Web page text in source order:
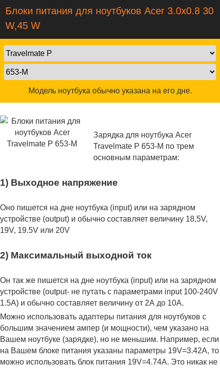
Блоки питания для ноутбуков Acer 3.0x0.8 30
W,45 W
Модель ноутбука обычно указана на его дне.
Зарядка для ноутбука Acer
Travelmate P 653-M по трем
основным параметрам:
1) Выходное напряжение
Оно пишется на дне ноутбука (input) или на зарядном
устройстве (output) и обычно составляет величину 18,5V,
19V, 19.5V или 20V
2) Максимальный выходной ток
Он так же пишется на дне ноутбука (input) или на зарядном
устройстве (output- не путать с параметрами input 100-240V
1.5A) и обычно составляет величину от 2А до 10A.
Можно использовать адаптеры питания для ноутбуков с
большим значением ампер (и мощности), чем указано на
Вашем ноутбуке (зарядке), но не меньшим. Например, если
на Вашем блоке питания указаны параметры 19V=3.42A, то
можно использовать блок питания 19V=4.74A. Это никак не